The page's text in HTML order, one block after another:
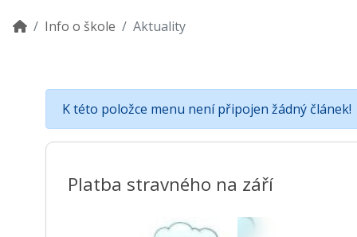
Info o škole Aktuality
K této položce menu není připojen žádný článek!
Platba stravného na září